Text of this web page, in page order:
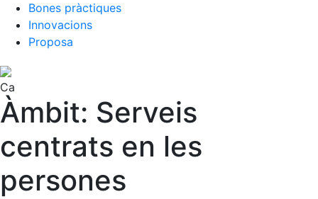
Bones pràctiques
Innovacions
Proposa
Ca
Àmbit: Serveis
centrats en les
persones